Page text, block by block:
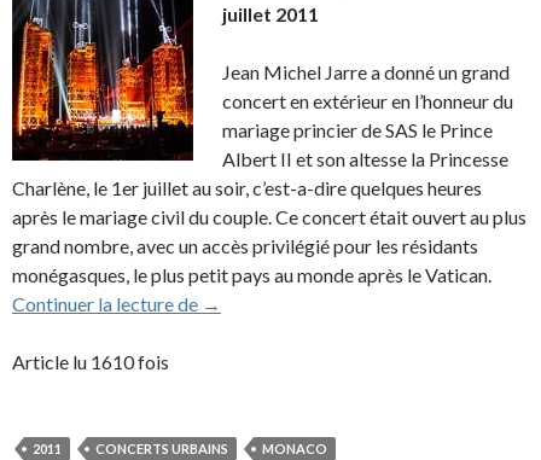
juillet 2011
Jean Michel Jarre a donné un grand
concert en extérieur en l’honneur du
mariage princier de SAS le Prince
Albert II et son altesse la Princesse
Charlène, le 1er juillet au soir, c’est-a-dire quelques heures
après le mariage civil du couple. Ce concert était ouvert au plus
grand nombre, avec un accès privilégié pour les résidants
monégasques, le plus petit pays au monde après le Vatican.
Continuer la lecture de
2011 – Concert pour le mariage princier
→
Article lu 1610 fois
2011 CONCERTS URBAINS
MONACO